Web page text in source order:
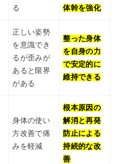
る
体幹を強化
正しい姿勢
を意識でき
るが歪みが
あると限界
がある
整った身体
を自身の力
で安定的に
維持できる
身体の使い
方改善で痛
みを軽減
根本原因の
解消と再発
防止による
持続的な改
善